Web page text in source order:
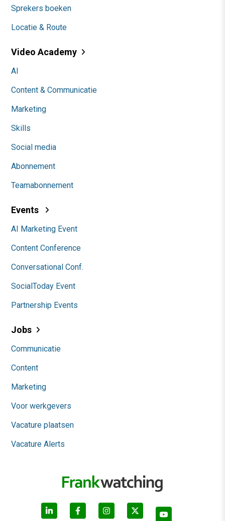
Sprekers boeken
Locatie & Route
Video Academy
AI
Content & Communicatie
Marketing
Skills
Social media
Abonnement
Teamabonnement
Events
AI Marketing Event
Content Conference
Conversational Conf.
SocialToday Event
Partnership Events
Jobs
Communicatie
Content
Marketing
Voor werkgevers
Vacature plaatsen
Vacature Alerts